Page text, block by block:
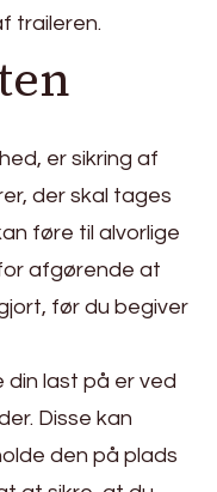
traileren.
er sikring af
der skal tages
føre til alvorlige
afgørende at
før du begiver
din last på er ved
Disse kan
den på plads